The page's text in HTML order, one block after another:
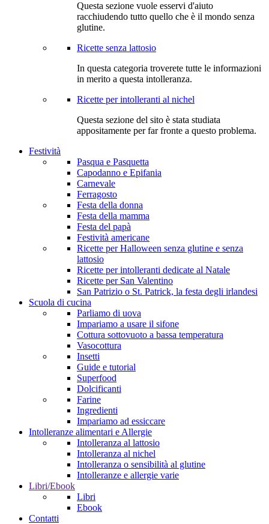
Questa sezione vuole esservi d'aiuto
racchiudendo tutto quello che è il mondo senza
glutine.
Ricette senza lattosio
In questa categoria troverete tutte le informazioni
in merito a questa intolleranza.
Ricette per intolleranti al nichel
Questa sezione del sito è stata studiata
appositamente per far fronte a questo problema.
Festività
Pasqua e Pasquetta
Capodanno e Epifania
Carnevale
Ferragosto
Festa della donna
Festa della mamma
Festa del papà
Festività americane
Ricette per Halloween senza glutine e senza
lattosio
Ricette per intolleranti dedicate al Natale
Ricette per San Valentino
San Patrizio o St. Patrick, la festa degli irlandesi
Scuola di cucina
Parliamo di uova
Impariamo a usare il sifone
Cottura sottovuoto a bassa temperatura
Vasocottura
Insetti
Guide e tutorial
Superfood
Dolcificanti
Farine
Ingredienti
Impariamo ad essiccare
Intolleranze alimentari e Allergie
Intolleranza al lattosio
Intolleranza al nichel
Intolleranza o sensibilità al glutine
Intolleranze e allergie varie
Libri/Ebook
Libri
Ebook
Contatti